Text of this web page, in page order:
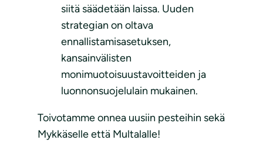
siitä säädetään laissa. Uuden
strategian on oltava
ennallistamisasetuksen,
kansainvälisten
monimuotoisuustavoitteiden ja
luonnonsuojelulain mukainen.
Toivotamme onnea uusiin pesteihin sekä
Mykkäselle että Multalalle!